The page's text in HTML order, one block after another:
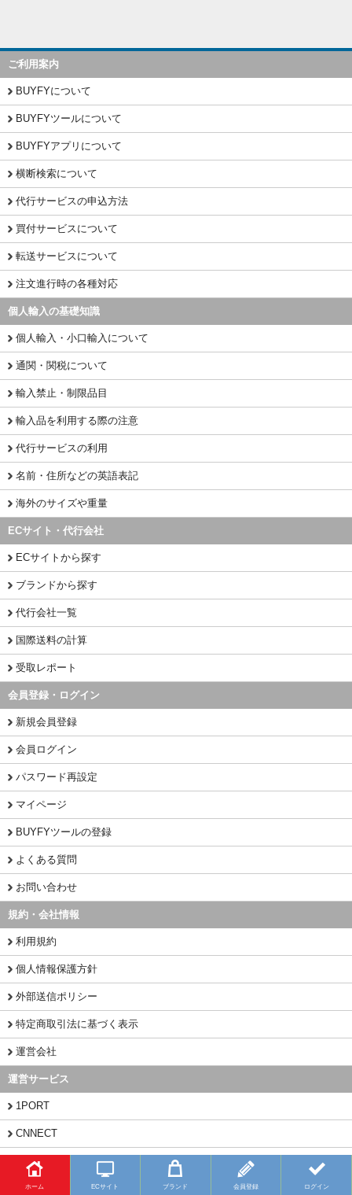
ホーム ECサイト ブランド 会員登録 ログイン
ご利用案内
BUYFYについて
BUYFYツールについて
BUYFYアプリについて
横断検索について
代行サービスの申込方法
買付サービスについて
転送サービスについて
注文進行時の各種対応
個人輸入の基礎知識
個人輸入・小口輸入について
通関・関税について
輸入禁止・制限品目
輸入品を利用する際の注意
代行サービスの利用
名前・住所などの英語表記
海外のサイズや重量
ECサイト・代行会社
ECサイトから探す
ブランドから探す
代行会社一覧
国際送料の計算
受取レポート
会員登録・ログイン
新規会員登録
会員ログイン
パスワード再設定
マイページ
BUYFYツールの登録
よくある質問
お問い合わせ
規約・会社情報
利用規約
個人情報保護方針
外部送信ポリシー
特定商取引法に基づく表示
運営会社
運営サービス
1PORT
CNNECT
CHINAMART
Copyright (C) 2026 BUYFY.JP All Rights Reserved.